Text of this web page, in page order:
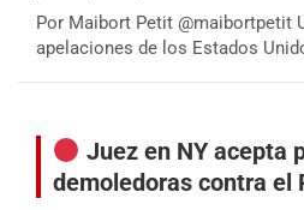
Por Maibort Petit @maibortpetit
apelaciones de los Estados
Juez en NY acepta
demoledoras contra el